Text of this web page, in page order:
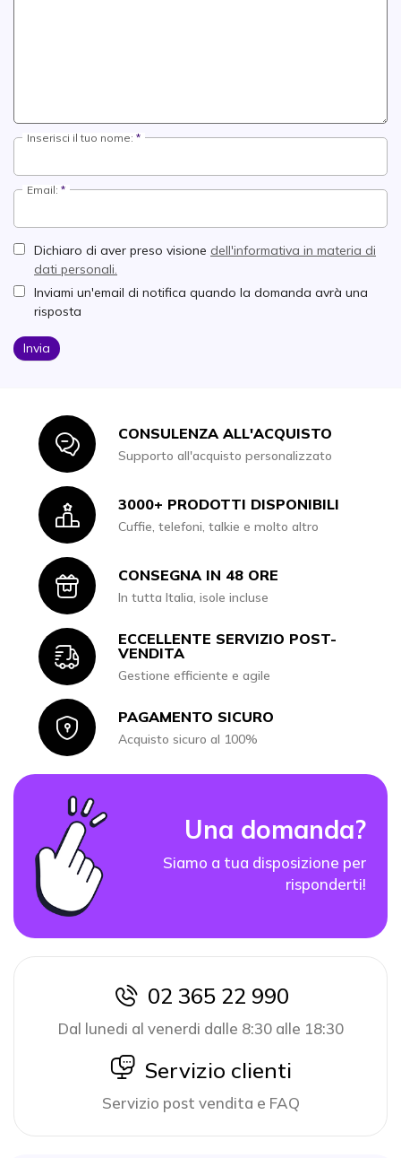
Inserisci il tuo nome:
Email:
Dichiaro di aver preso visione dell'informativa in materia di
dati personali.
Inviami un'email di notifica quando la domanda avrà una
risposta
Invia
IconCONSULENZA ALL'ACQUISTO
Supporto all'acquisto personalizzato
Icon3000+ PRODOTTI DISPONIBILI
Cuffie, telefoni, talkie e molto altro
IconCONSEGNA IN 48 ORE
In tutta Italia, isole incluse
Icon
ECCELLENTE SERVIZIO POST-
VENDITA
Gestione efficiente e agile
IconPAGAMENTO SICURO
Acquisto sicuro al 100%
Una domanda?
Siamo a tua disposizione per
risponderti!
icon
02 365 22 990
Dal lunedi al venerdi dalle 8:30 alle 18:30
icon
Servizio clienti
Servizio post vendita e FAQ